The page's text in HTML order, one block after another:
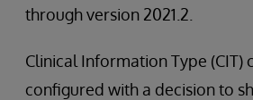
through version 2021.2.
Clinical Information Type (CIT)
configured with a decision to